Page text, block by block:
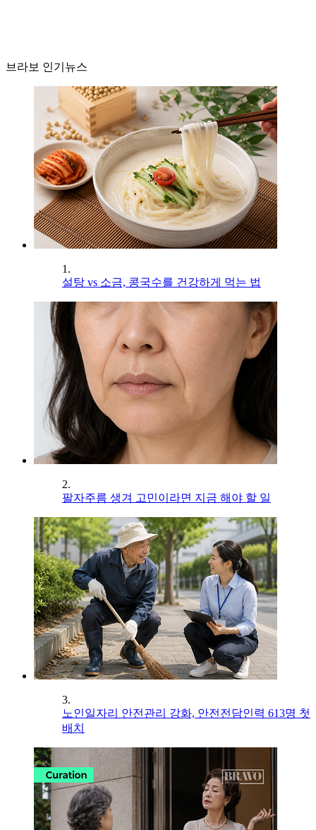
브라보 인기뉴스
1.
설탕 vs 소금, 콩국수를 건강하게 먹는 법
2.
팔자주름 생겨 고민이라면 지금 해야 할 일
3.
노인일자리 안전관리 강화, 안전전담인력 613명 첫
배치